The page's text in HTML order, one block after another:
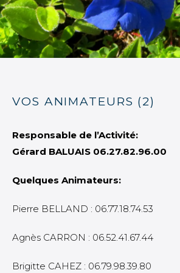
VOS ANIMATEURS (2)
Responsable de l’Activité:
Gérard BALUAIS 06.27.82.96.00
Quelques Animateurs:
Pierre BELLAND : 06.77.18.74.53
Agnès CARRON : 06.52.41.67.44
Brigitte CAHEZ : 06.79.98.39.80